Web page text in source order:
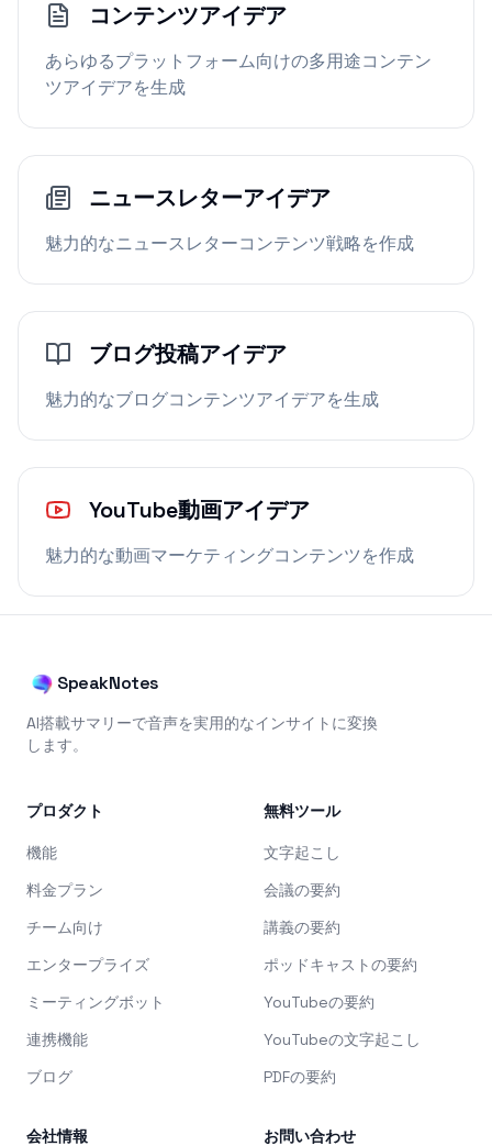
コンテンツアイデア
あらゆるプラットフォーム向けの多用途コンテン
ツアイデアを生成
ニュースレターアイデア
魅力的なニュースレターコンテンツ戦略を作成
ブログ投稿アイデア
魅力的なブログコンテンツアイデアを生成
YouTube動画アイデア
魅力的な動画マーケティングコンテンツを作成
SpeakNotes
AI搭載サマリーで音声を実用的なインサイトに変換
します。
プロダクト
機能
料金プラン
チーム向け
エンタープライズ
ミーティングボット
連携機能
ブログ
無料ツール
文字起こし
会議の要約
講義の要約
ポッドキャストの要約
YouTubeの要約
YouTubeの文字起こし
PDFの要約
会社情報 お問い合わせ